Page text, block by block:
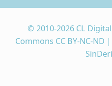
© 2010-2026 CL
Commons CC BY-NC-